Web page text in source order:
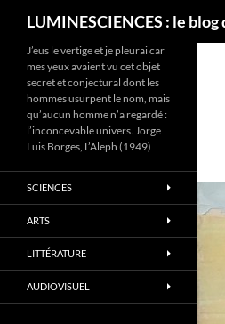
LUMINESCIENCES : le
J’eus le vertige et je pleurai car
mes yeux avaient vu cet objet
secret et conjectural dont les
hommes usurpent le nom, mais
qu’aucun homme n’a regardé :
l’inconcevable univers. Jorge
Luis Borges, L’Aleph (1949)
SCIENCES
ARTS
LITTÉRATURE
AUDIOVISUEL